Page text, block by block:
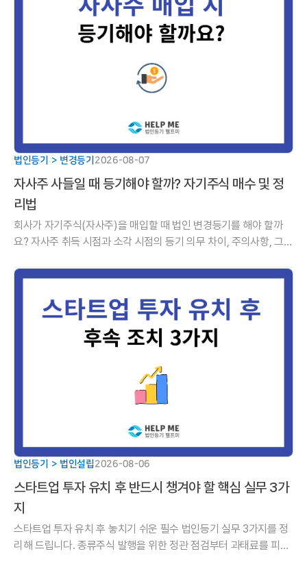
법인등기 > 변경등기 2026-08-07
자사주 사들일 때 등기해야 할까? 자기주식 매수 및 정
리법
회사가 자기주식(자사주)을 매입할 때 법인 변경등기를 해야 할까
요? 자사주 취득 시점과 소각 시점의 등기 의무 차이, 주의사항, 그리
리해 드립니다.
법인등기 > 법인설립2026-08-06
스타트업 투자 유치 후 반드시 챙겨야 할 핵심 실무 3가
지
스타트업 투자 유치 후 놓치기 쉬운 필수 법인등기 실무 3가지를 정
리해 드립니다. 종류주식 발행을 위한 정관 점검부터 과태료를 피하